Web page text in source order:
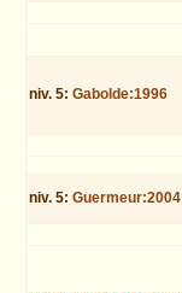
niv. 5:Gabolde:1996
niv. 5:Guermeur:2004